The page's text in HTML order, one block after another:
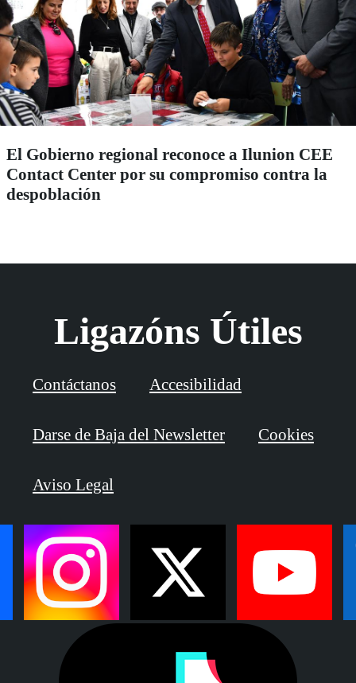
El Gobierno regional reconoce a Ilunion CEE
Contact Center por su compromiso contra la
despoblación
Ligazóns Útiles
Contáctanos Accesibilidad
Darse de Baja del Newsletter Cookies
Aviso Legal